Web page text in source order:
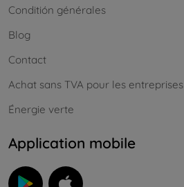
Conditión générales
Blog
Contact
Achat sans TVA pour les entreprises
Énergie verte
Application mobile